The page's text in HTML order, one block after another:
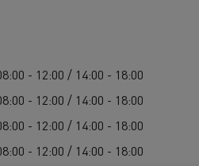
- 12:00 / 14:00 - 18:00
- 12:00 / 14:00 - 18:00
- 12:00 / 14:00 - 18:00
- 12:00 / 14:00 - 18:00